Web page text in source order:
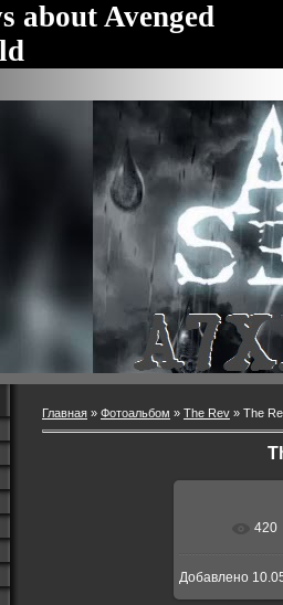
about Avenged
Главная » Фотоальбом » The Rev » The
В 420
Добавлено